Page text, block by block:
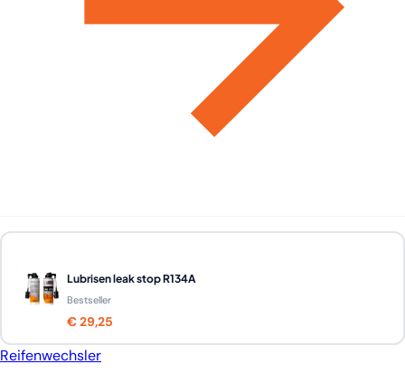
Lubrisen leak stop R134A
Bestseller
€ 29,25
Reifenwechsler